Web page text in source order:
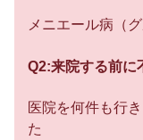
メニエール病（
Q2:来院する前に
医院を何件も行
た